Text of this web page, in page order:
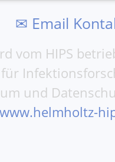
✉ Email
vom HIPS
und
www.helmholtz-